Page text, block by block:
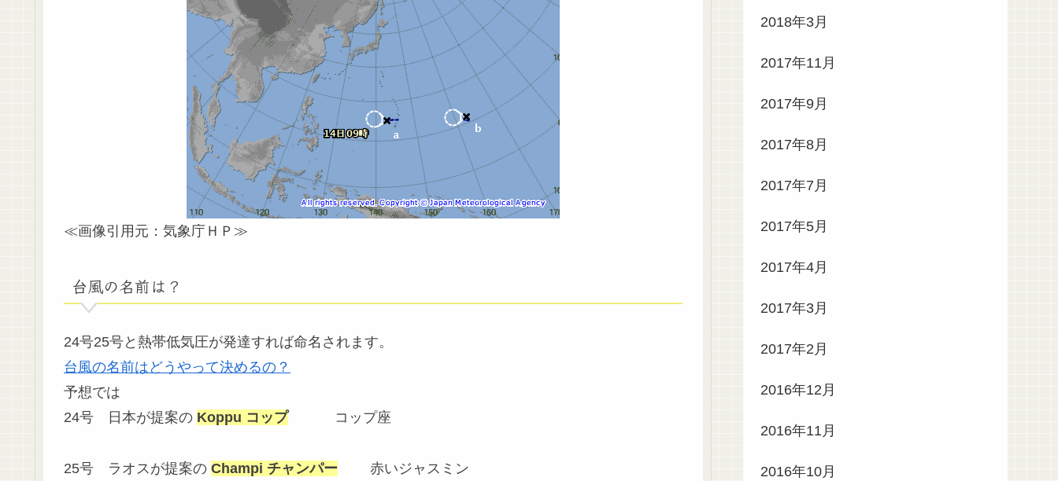
≪画像引用元：気象庁ＨＰ≫
台風の名前は？
24号25号と熱帯低気圧が発達すれば命名されます。
台風の名前はどうやって決めるの？
予想では
24号 日本が提案の Koppu コップコップ座
25号 ラオスが提案の Champi チャンパー 赤いジャスミン
2018年3月
2017年11月
2017年9月
2017年8月
2017年7月
2017年5月
2017年4月
2017年3月
2017年2月
2016年12月
2016年11月
2016年10月